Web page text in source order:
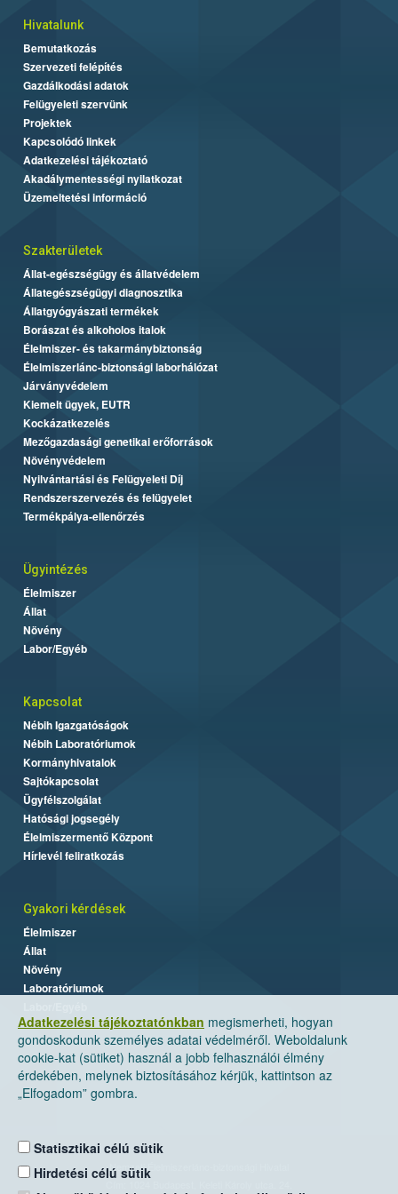
Adatkezelési tájékoztatónkban megismerheti, hogyan
gondoskodunk személyes adatai védelméről. Weboldalunk
cookie-kat (sütiket) használ a jobb felhasználói élmény
érdekében, melynek biztosításához kérjük, kattintson az
„Elfogadom” gombra.
Statisztikai célú sütik
Hirdetési célú sütik
Hivatalunk
Bemutatkozás
Szervezeti felépítés
Gazdálkodási adatok
Felügyeleti szervünk
Projektek
Kapcsolódó linkek
Adatkezelési tájékoztató
Akadálymentességi nyilatkozat
Üzemeltetési információ
Szakterületek
Állat-egészségügy és állatvédelem
Állategészségügyi diagnosztika
Állatgyógyászati termékek
Borászat és alkoholos italok
Élelmiszer- és takarmánybiztonság
Élelmiszerlánc-biztonsági laborhálózat
Járványvédelem
Kiemelt ügyek, EUTR
Kockázatkezelés
Mezőgazdasági genetikai erőforrások
Növényvédelem
Nyilvántartási és Felügyeleti Díj
Rendszerszervezés és felügyelet
Termékpálya-ellenőrzés
Ügyintézés
Élelmiszer
Állat
Növény
Labor/Egyéb
Kapcsolat
Nébih Igazgatóságok
Nébih Laboratóriumok
Kormányhivatalok
Sajtókapcsolat
Ügyfélszolgálat
Hatósági jogsegély
Élelmiszermentő Központ
Hírlevél feliratkozás
Gyakori kérdések
Élelmiszer
Állat
Növény
Laboratóriumok
Nemzeti Élelmiszerlánc-biztonsági Hivatal